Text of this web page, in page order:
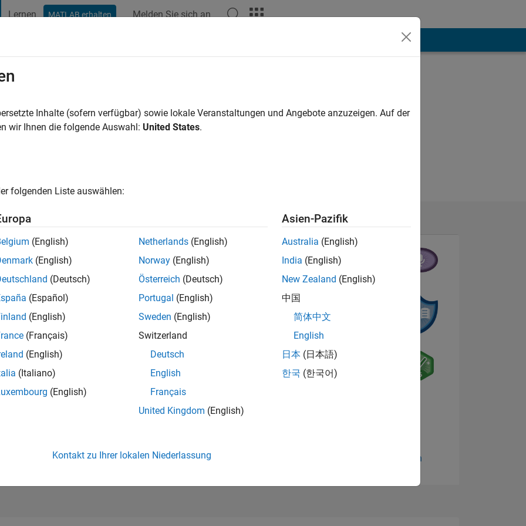
Lernen MATLAB erhalten Melden Sie sich an
vor|Aktiv seit 2020
0
C++
06/26
1.170
ABZEICHEN
9
Abzeichen anzeigen
Inhalte (sofern verfügbar) sowie lokale Veranstaltungen und Angebote anzuzeigen. Auf der
wir Ihnen die folgende Auswahl: United States.
folgenden Liste auswählen:
(English)
(English)
(Deutsch)
(Español)
(English)
(Français)
(English)
(Italiano)
(English)
Netherlands (English)
Norway (English)
Österreich (Deutsch)
Portugal (English)
Sweden (English)
Switzerland
Deutsch
English
Français
United Kingdom (English)
Asien-Pazifik
Australia (English)
India (English)
New Zealand (English)
中国
简体中文
English
日本 (日本語)
한국 (한국어)
Kontakt zu Ihrer lokalen Niederlassung